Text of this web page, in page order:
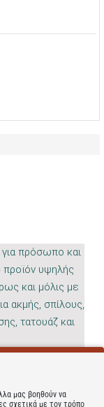
για πρόσωπο και
υψηλής
και μόλις με
ακμής, σπίλους,
τατουάζ και
μας βοηθούν να
σχετικά με τον τρόπο